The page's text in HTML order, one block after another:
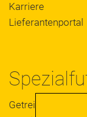
Karriere
Lieferantenportal
Getreidefrei